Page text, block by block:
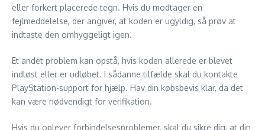
eller forkert placerede tegn. Hvis du modtager en
fejlmeddelelse, der angiver, at koden er ugyldig, så prøv at
indtaste den omhyggeligt igen.
Et andet problem kan opstå, hvis koden allerede er blevet
indløst eller er udløbet. I sådanne tilfælde skal du kontakte
PlayStation-support for hjælp. Hav din købsbevis klar, da det
kan være nødvendigt for verifikation.
Hvis du oplever forbindelsesproblemer, skal du sikre dig, at din